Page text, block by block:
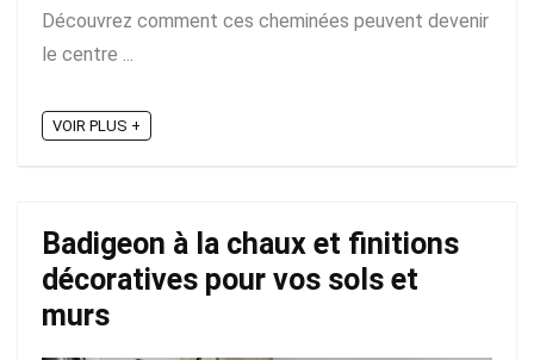
Découvrez comment ces cheminées peuvent devenir
le centre ...
VOIR PLUS +
Badigeon à la chaux et finitions
décoratives pour vos sols et
murs